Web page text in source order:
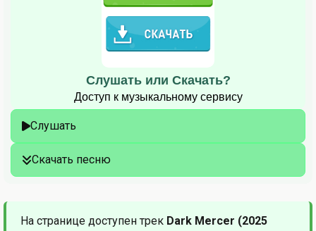
Слушать или Скачать?
Доступ к музыкальному сервису
Слушать
Скачать песню
На странице доступен трек Dark Mercer (2025